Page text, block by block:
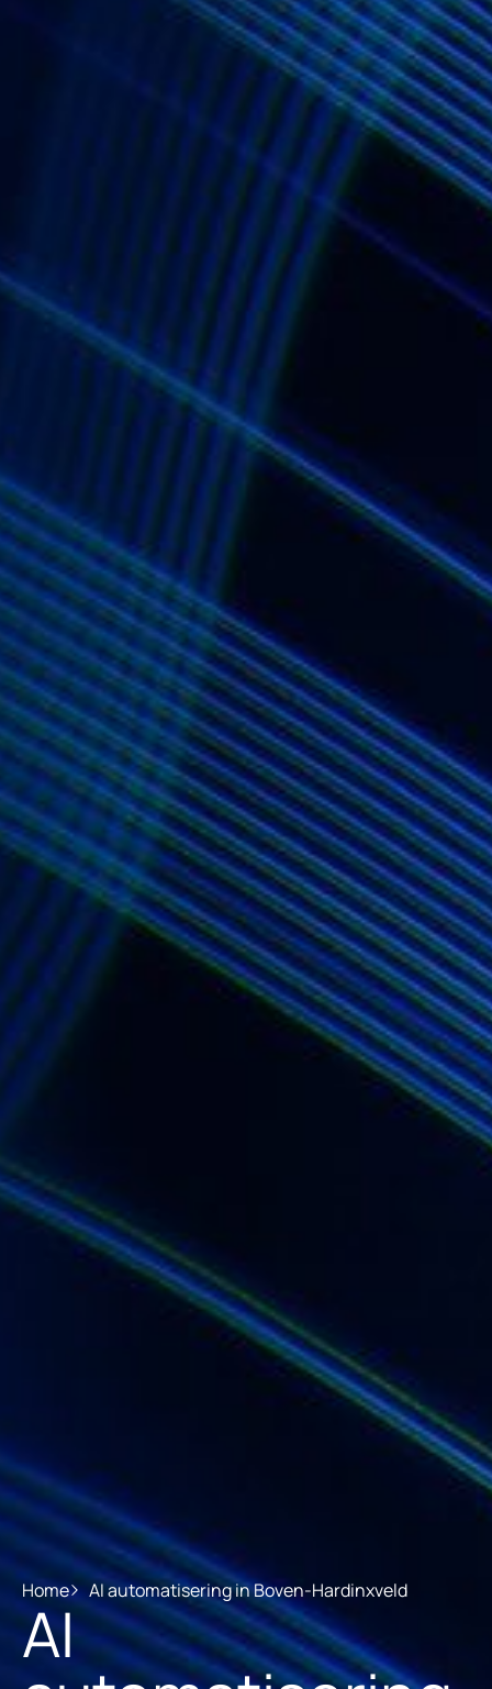
Home AI automatisering in Boven-Hardinxveld
AI